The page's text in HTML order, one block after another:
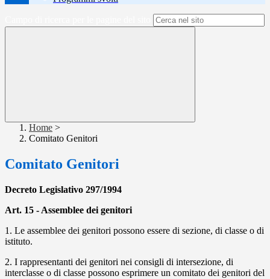
Home >
Comitato Genitori
Comitato Genitori
Decreto Legislativo 297/1994
Art. 15 - Assemblee dei genitori
1. Le assemblee dei genitori possono essere di sezione, di classe o di
istituto.
2. I rappresentanti dei genitori nei consigli di intersezione, di
interclasse o di classe possono esprimere un comitato dei genitori del